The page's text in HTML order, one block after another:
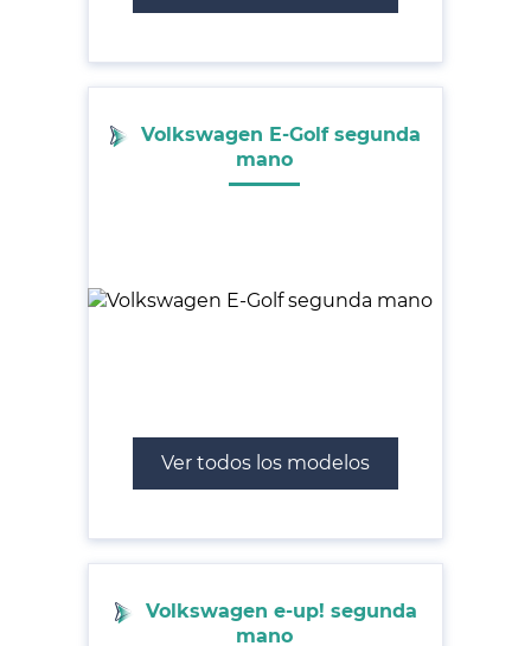
Volkswagen E-Golf segunda
mano
Ver todos los modelos
Volkswagen e-up! segunda
mano